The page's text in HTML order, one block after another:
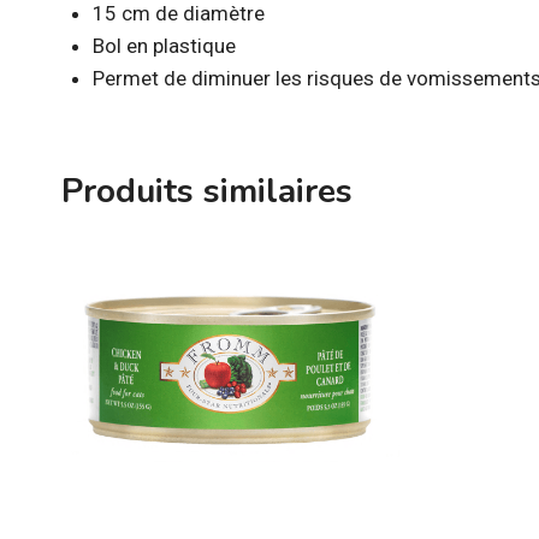
15 cm de diamètre
Bol en plastique
Permet de diminuer les risques de
Produits similaires